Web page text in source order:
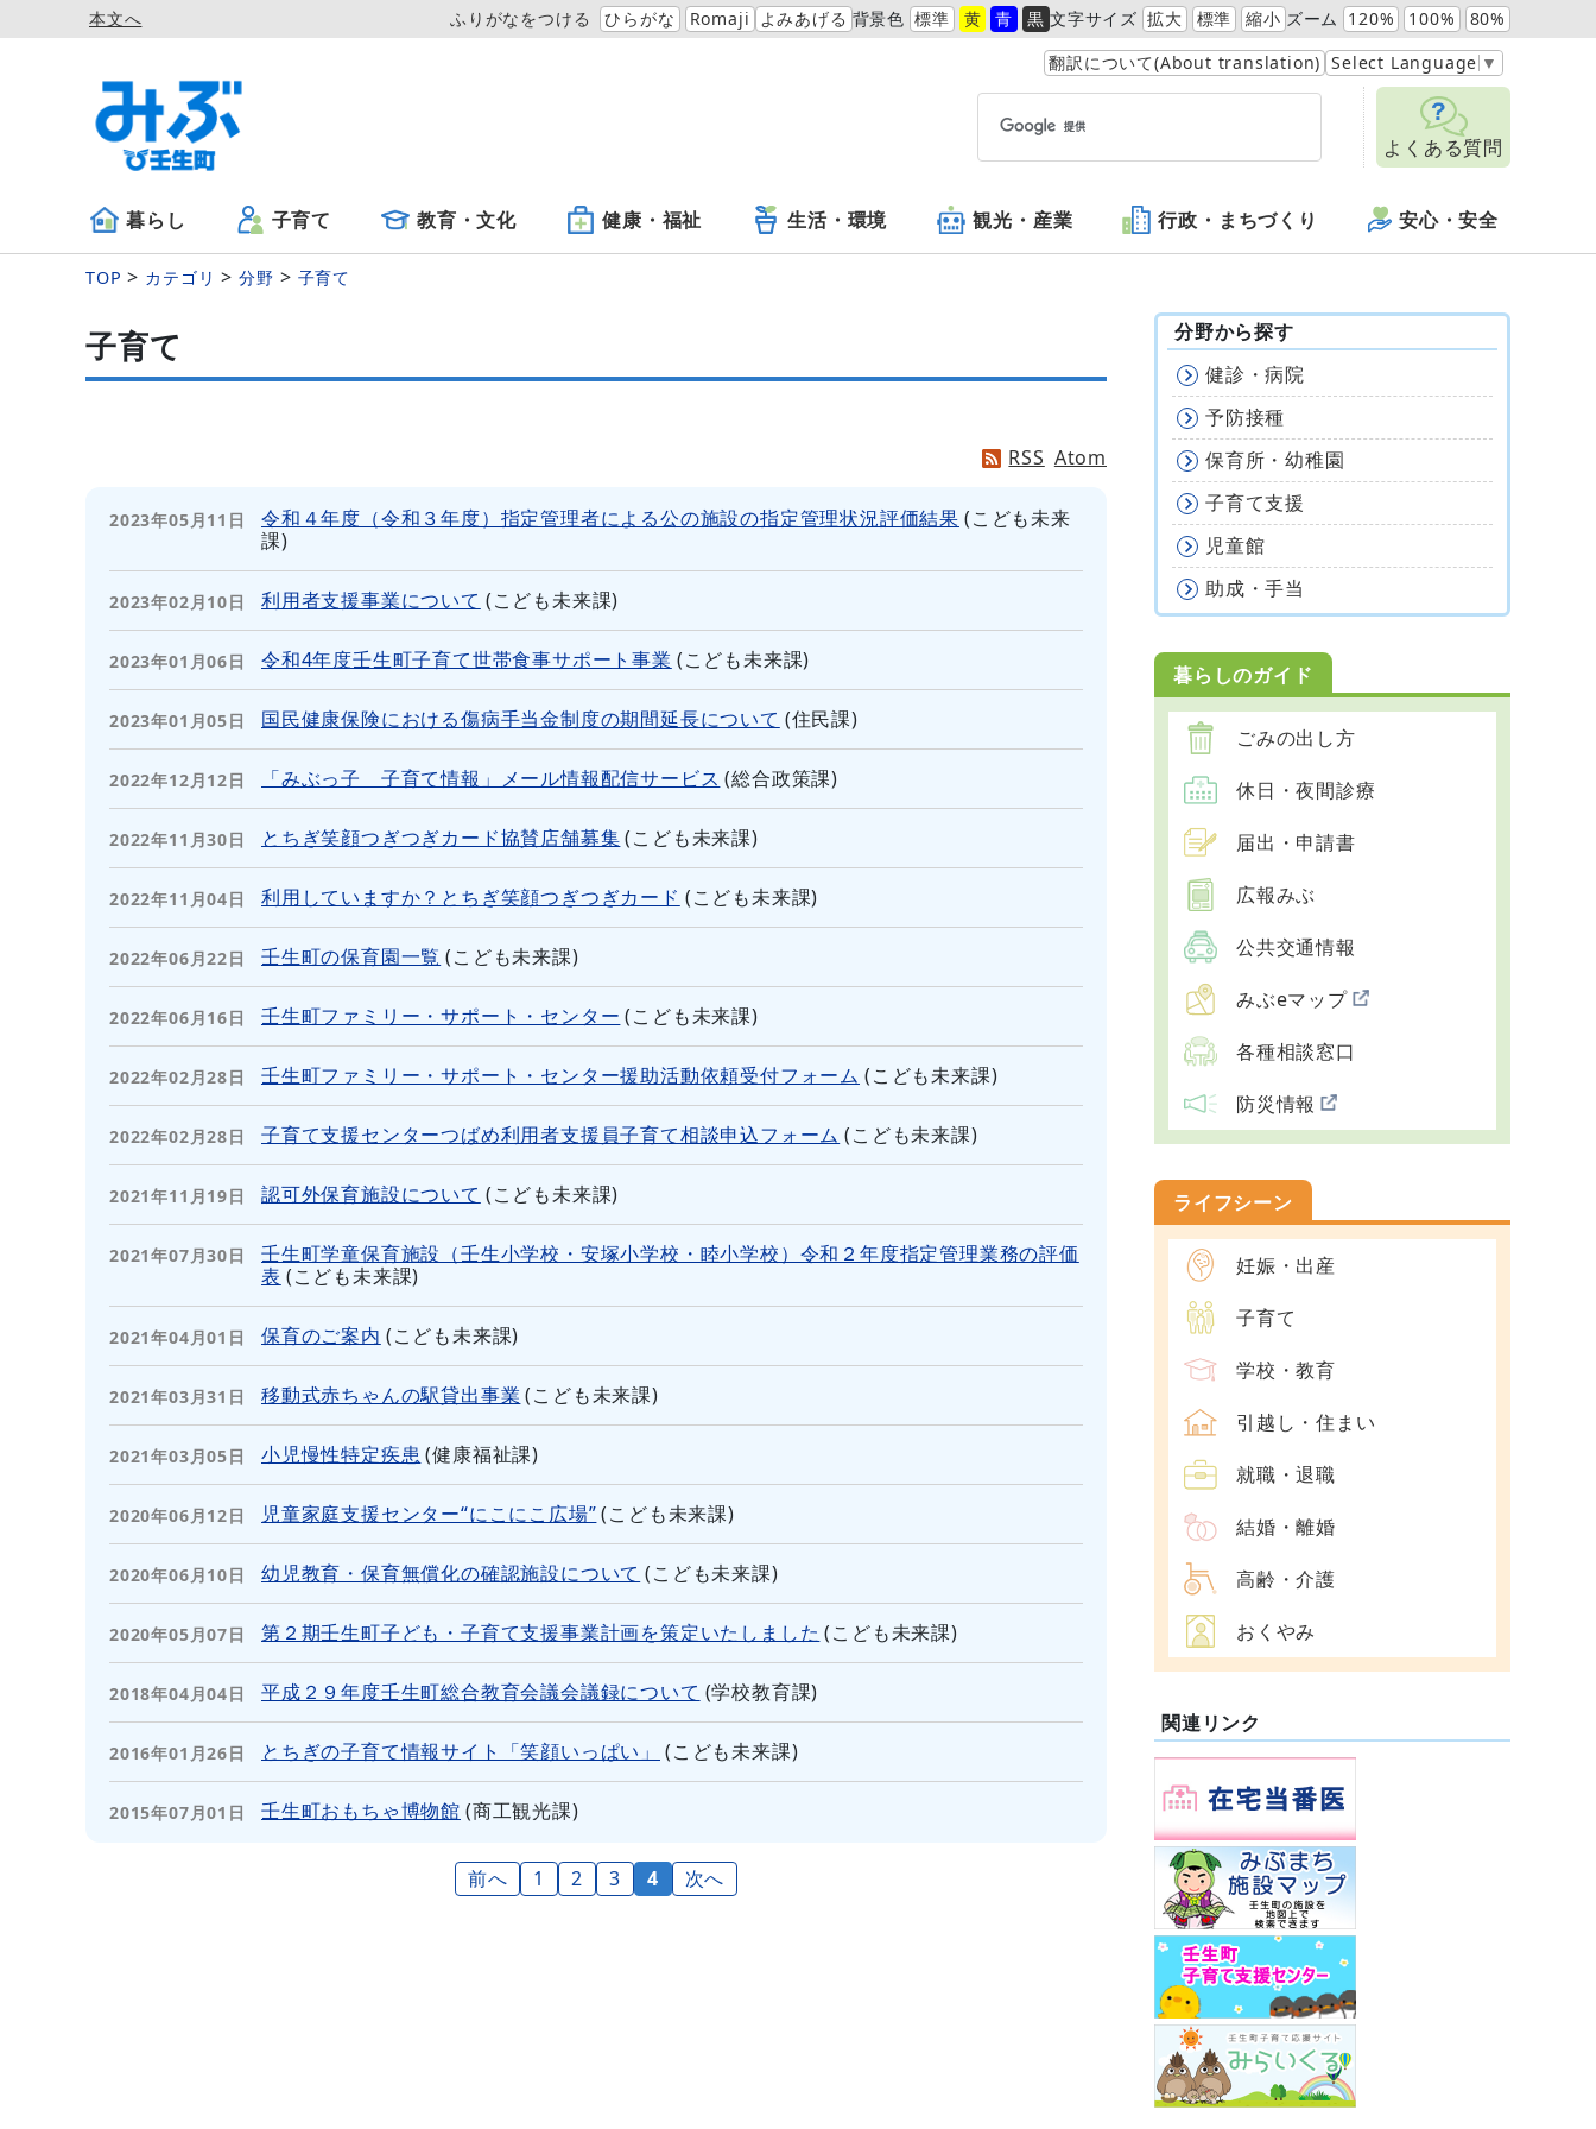
本文へ ふりがなをつける ひらがな Romaji よみあげる 背景色 標準 黄 青 黒 文字サイズ 拡大 標準 縮小 ズーム 120% 100%
80%
翻訳について(About translation) Select Language ▼
よくある質問
暮らし 子育て 教育・文化 健康・福祉 生活・環境 観光・産業 行政・まちづくり 安心・安全
TOP カテゴリ 分野 子育て
子育て
RSS Atom
2023年05月11日 令和４年度（令和３年度）指定管理者による公の施設の指定管理状況評価結果 (こども未来
課)
2023年02月10日 利用者支援事業について (こども未来課)
2023年01月06日 令和4年度壬生町子育て世帯食事サポート事業 (こども未来課)
2023年01月05日 国民健康保険における傷病手当金制度の期間延長について (住民課)
2022年12月12日 「みぶっ子 子育て情報」メール情報配信サービス (総合政策課)
2022年11月30日 とちぎ笑顔つぎつぎカード協賛店舗募集 (こども未来課)
2022年11月04日 利用していますか？とちぎ笑顔つぎつぎカード (こども未来課)
2022年06月22日 壬生町の保育園一覧 (こども未来課)
2022年06月16日 壬生町ファミリー・サポート・センター (こども未来課)
2022年02月28日 壬生町ファミリー・サポート・センター援助活動依頼受付フォーム (こども未来課)
2022年02月28日 子育て支援センターつばめ利用者支援員子育て相談申込フォーム (こども未来課)
2021年11月19日 認可外保育施設について (こども未来課)
2021年07月30日
壬生町学童保育施設（壬生小学校・安塚小学校・睦小学校）令和２年度指定管理業務の評価
表 (こども未来課)
2021年04月01日 保育のご案内 (こども未来課)
2021年03月31日 移動式赤ちゃんの駅貸出事業 (こども未来課)
2021年03月05日 小児慢性特定疾患 (健康福祉課)
2020年06月12日 児童家庭支援センター“にこにこ広場” (こども未来課)
2020年06月10日 幼児教育・保育無償化の確認施設について (こども未来課)
2020年05月07日 第２期壬生町子ども・子育て支援事業計画を策定いたしました (こども未来課)
2018年04月04日 平成２９年度壬生町総合教育会議会議録について (学校教育課)
2016年01月26日 とちぎの子育て情報サイト「笑顔いっぱい」 (こども未来課)
2015年07月01日 壬生町おもちゃ博物館 (商工観光課)
前へ 1 2 3 4 次へ
分野から探す
健診・病院
予防接種
保育所・幼稚園
子育て支援
児童館
助成・手当
暮らしのガイド
ごみの出し方
休日・夜間診療
届出・申請書
広報みぶ
公共交通情報
みぶeマップ
各種相談窓口
防災情報
ライフシーン
妊娠・出産
子育て
学校・教育
引越し・住まい
就職・退職
結婚・離婚
高齢・介護
おくやみ
関連リンク